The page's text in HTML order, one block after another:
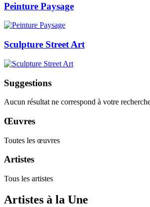
Peinture Paysage
Sculpture Street Art
Suggestions
Aucun résultat ne correspond à votre
Œuvres
Toutes les œuvres
Artistes
Tous les artistes
Artistes à la Une